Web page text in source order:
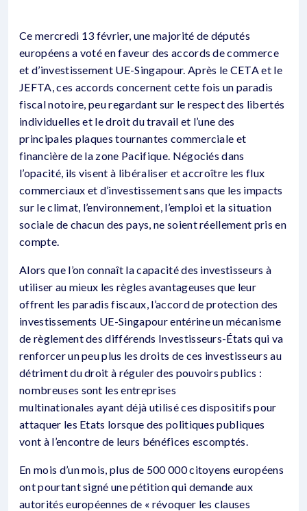
Ce mercredi 13 février, une majorité de députés
européens a voté en faveur des accords de commerce
et d’investissement UE-Singapour. Après le CETA et le
JEFTA, ces accords concernent cette fois un paradis
fiscal notoire, peu regardant sur le respect des libertés
individuelles et le droit du travail et l’une des
principales plaques tournantes commerciale et
financière de la zone Pacifique. Négociés dans
l’opacité, ils visent à libéraliser et accroître les flux
commerciaux et d’investissement sans que les impacts
sur le climat, l’environnement, l’emploi et la situation
sociale de chacun des pays, ne soient réellement pris en
compte.
Alors que l’on connaît la capacité des investisseurs à
utiliser au mieux les règles avantageuses que leur
offrent les paradis fiscaux, l’accord de protection des
investissements UE-Singapour entérine un mécanisme
de règlement des différends Investisseurs-États qui va
renforcer un peu plus les droits de ces investisseurs au
détriment du droit à réguler des pouvoirs publics :
nombreuses sont les entreprises
multinationales ayant déjà utilisé ces dispositifs pour
attaquer les Etats lorsque des politiques publiques
vont à l’encontre de leurs bénéfices escomptés.
En mois d’un mois, plus de 500 000 citoyens européens
ont pourtant signé une pétition qui demande aux
autorités européennes de « révoquer les clauses